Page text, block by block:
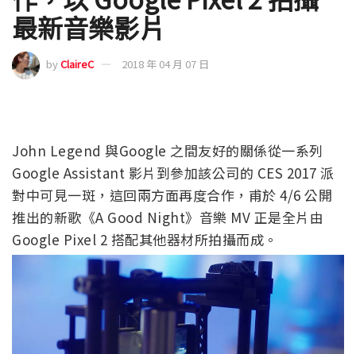
最新音樂影片
byClaireC 2018 年 04 月 07 日
John Legend 與Google 之間友好的關係從一系列
Google Assistant 影片到參加該公司的 CES 2017 派
對中可見一斑，這回兩方面再度合作，甫於 4/6 公開
推出的新歌《A Good Night》音樂 MV 正是全片由
Google Pixel 2 搭配其他器材所拍攝而成。